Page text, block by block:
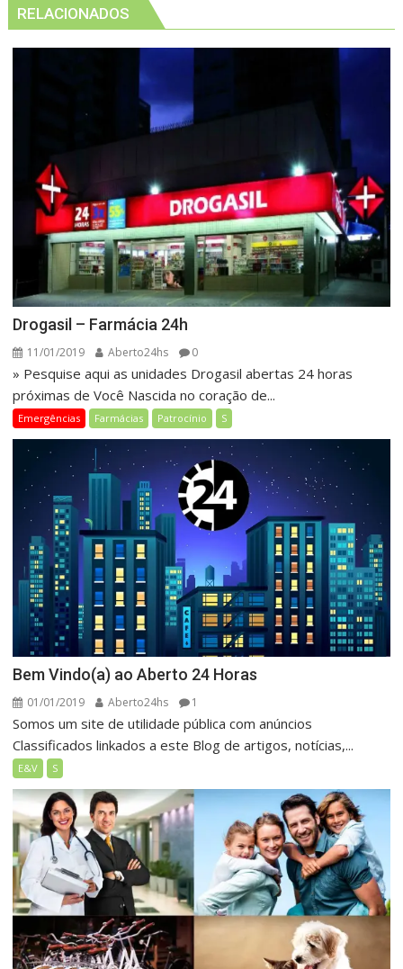
RELACIONADOS
Drogasil – Farmácia 24h
11/01/2019 Aberto24hs 0
» Pesquise aqui as unidades Drogasil abertas 24 horas
próximas de Você Nascida no coração de...
Emergências Farmácias Patrocínio S
Bem Vindo(a) ao Aberto 24 Horas
01/01/2019 Aberto24hs 1
Somos um site de utilidade pública com anúncios
Classificados linkados a este Blog de artigos, notícias,...
E&V S